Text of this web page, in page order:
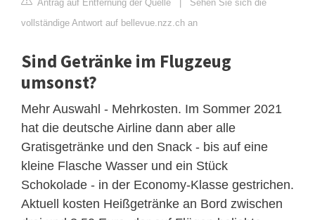
Antrag auf Entfernung der Quelle | Sehen Sie sich die
vollständige Antwort auf bellevue.nzz.ch an
Sind Getränke im Flugzeug
umsonst?
Mehr Auswahl - Mehrkosten. Im Sommer 2021
hat die deutsche Airline dann aber alle
Gratisgetränke und den Snack - bis auf eine
kleine Flasche Wasser und ein Stück
Schokolade - in der Economy-Klasse gestrichen.
Aktuell kosten Heißgetränke an Bord zwischen